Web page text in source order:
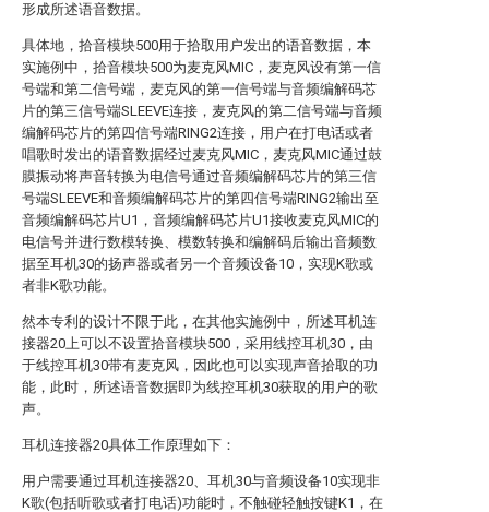
形成所述语音数据。
具体地，拾音模块500用于拾取用户发出的语音数据，本
实施例中，拾音模块500为麦克风MIC，麦克风设有第一信
号端和第二信号端，麦克风的第一信号端与音频编解码芯
片的第三信号端SLEEVE连接，麦克风的第二信号端与音频
编解码芯片的第四信号端RING2连接，用户在打电话或者
唱歌时发出的语音数据经过麦克风MIC，麦克风MIC通过鼓
膜振动将声音转换为电信号通过音频编解码芯片的第三信
号端SLEEVE和音频编解码芯片的第四信号端RING2输出至
音频编解码芯片U1，音频编解码芯片U1接收麦克风MIC的
电信号并进行数模转换、模数转换和编解码后输出音频数
据至耳机30的扬声器或者另一个音频设备10，实现K歌或
者非K歌功能。
然本专利的设计不限于此，在其他实施例中，所述耳机连
接器20上可以不设置拾音模块500，采用线控耳机30，由
于线控耳机30带有麦克风，因此也可以实现声音拾取的功
能，此时，所述语音数据即为线控耳机30获取的用户的歌
声。
耳机连接器20具体工作原理如下：
用户需要通过耳机连接器20、耳机30与音频设备10实现非
K歌(包括听歌或者打电话)功能时，不触碰轻触按键K1，在